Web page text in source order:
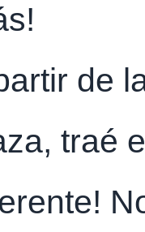
de
traé